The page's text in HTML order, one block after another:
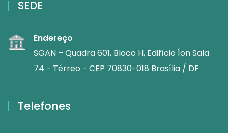
SEDE
Endereço
SGAN – Quadra 601, Bloco H, Edifício Íon Sala
74 - Térreo - CEP 70830-018 Brasília / DF
Telefones